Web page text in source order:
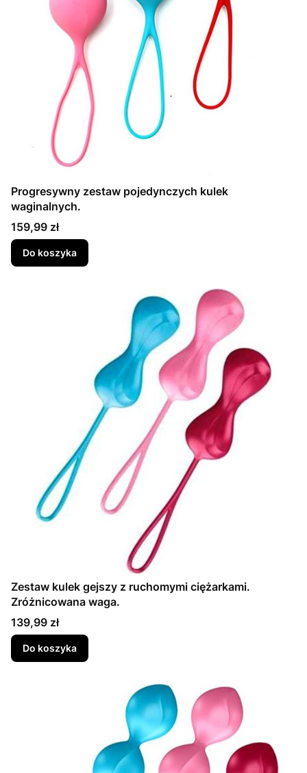
Progresywny zestaw pojedynczych kulek
waginalnych.
Cena
159,99 zł
Do koszyka
Zestaw kulek gejszy z ruchomymi ciężarkami.
Zróżnicowana waga.
Cena
139,99 zł
Do koszyka